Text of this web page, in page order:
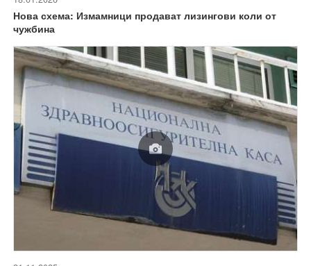
Нова схема: Измамници продават лизингови коли от
чужбина